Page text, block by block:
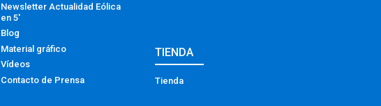
Newsletter Actualidad Eólica
en 5′
Blog
Material gráfico
Vídeos
Contacto de Prensa
TIENDA
Tienda